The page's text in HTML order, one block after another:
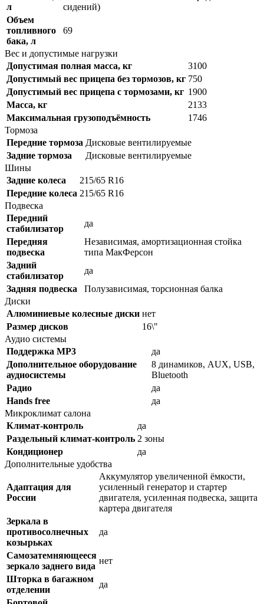
л
сидений)
Объем
топливного
бака, л
69
Вес и допустимые нагрузки
Допустимая полная масса, кг
3100
Допустимый вес прицепа без тормозов, кг 750
Допустимый вес прицепа с тормозами, кг 1900
Масса, кг
2133
Максимальная грузоподъёмность
1746
Тормоза
Передние тормоза Дисковые вентилируемые
Задние тормоза
Дисковые вентилируемые
Шины
Задние колеса
215/65 R16
Передние колеса 215/65 R16
Подвеска
Передний
стабилизатор
да
Передняя
подвеска
Независимая, амортизационная стойка
типа МакФерсон
Задний
стабилизатор
да
Задняя подвеска
Полузависимая, торсионная балка
Диски
Алюминиевые колесные диски нет
Размер дисков
16\"
Аудио системы
Поддержка MP3
да
Дополнительное оборудование
аудиосистемы
8 динамиков, AUX, USB,
Bluetooth
Радио
да
Hands free
да
Микроклимат салона
Климат-контроль
да
Раздельный климат-контроль 2 зоны
Кондиционер
да
Дополнительные удобства
Адаптация для
России
Аккумулятор увеличенной ёмкости,
усиленный генератор и стартер
двигателя, усиленная подвеска, защита
картера двигателя
Зеркала в
противосолнечных
козырьках
да
Самозатемняющееся
зеркало заднего вида
нет
Шторка в багажном
отделении
да